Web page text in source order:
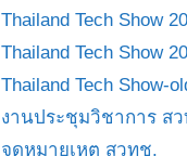
Thailand Tech Show
Thailand Tech Show
Thailand Tech Show-
งานประชุมวิชาการ ส
จดหมายเหตุ สวทช.